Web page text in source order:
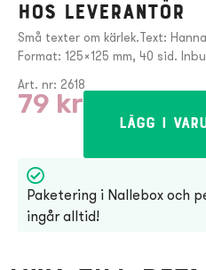
HOS LEVERANTÖR
Små texter om kärlek.Text:
Format: 125×125 mm, 40 sid.
Art. nr: 2618
79 kr
Lägg i
Paketering i Nallebox och
ingår alltid!